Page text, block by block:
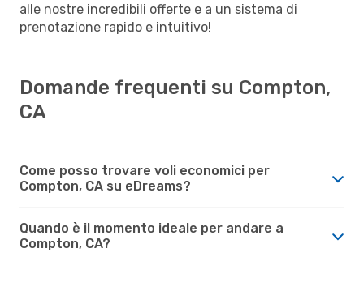
alle nostre incredibili offerte e a un sistema di
prenotazione rapido e intuitivo!
Domande frequenti su Compton,
CA
Come posso trovare voli economici per
Compton, CA su eDreams?
Quando è il momento ideale per andare a
Compton, CA?